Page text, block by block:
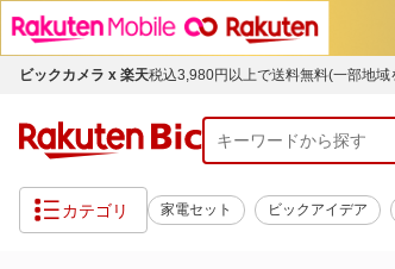
ビックカメラ x 楽天税込3,980円以上で送料無料(一部地域
カテゴリ 家電セット ビックアイデア